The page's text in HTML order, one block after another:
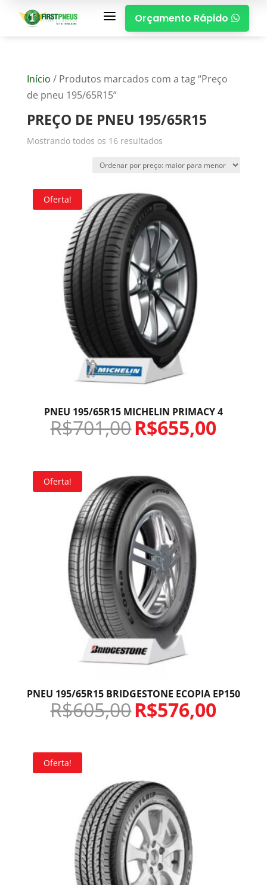
a Orçamento Rápido 
Início / Produtos marcados com a tag “Preço
de pneu 195/65R15”
PREÇO DE PNEU 195/65R15
Mostrando todos os 16 resultados
Oferta!
PNEU 195/65R15 MICHELIN PRIMACY 4
R$701,00R$655,00
Oferta!
PNEU 195/65R15 BRIDGESTONE ECOPIA EP150
R$605,00R$576,00
Oferta!